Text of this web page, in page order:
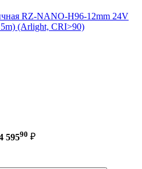
RZ-NANO-H96-12mm 24V
(Arlight, CRI>90)
59590 ₽